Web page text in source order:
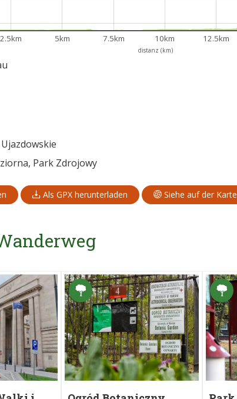
distanz (km)
2.5km 5km 7.5km 10km 12.5km
Park Zdrojowy
Als GPX herunterladen Siehe auf der Karte